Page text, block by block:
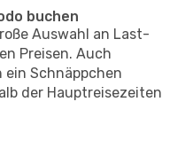
buchen
Auswahl an Last-
Preisen. Auch
Schnäppchen
der Hauptreisezeiten